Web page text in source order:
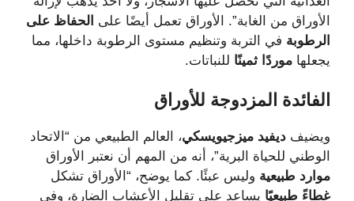
الأوراق من الغابة”. الأوراق تعمل أيضًا على الحفاظ على
الرطوبة في التربة وتنظيم مستوى الرطوبة داخلها، مما
يجعلها موردًا ثمينًا للنباتات.
الفائدة المزدوجة للأوراق
ويضيف ديفيد ميزجيويسكي، العالم الطبيعي من “الاتحاد
الوطني للحياة البرية”، أنه من المهم أن نعتبر الأوراق
موارد طبيعية وليس عبئًا. كما يوضح، “الأوراق تشكل
غطاءً طبيعيًا يساعد على تقليل الأعشاب الضارة، وفي